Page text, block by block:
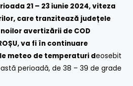
21 – 23 iunie 2024, viteza
care tranzitează județele
avertizării de COD
va fi în continuare
meteo de temperaturi deosebit
perioadă, de 38 – 39 de grade